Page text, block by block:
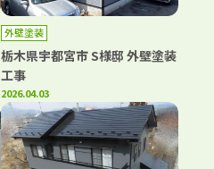
外壁塗装
栃木県宇都宮市 S様邸 外壁塗装
工事
2026.04.03